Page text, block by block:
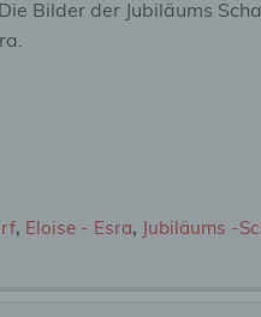
Bilder der Jubiläums
, Eloise - Esra, Jubiläums -